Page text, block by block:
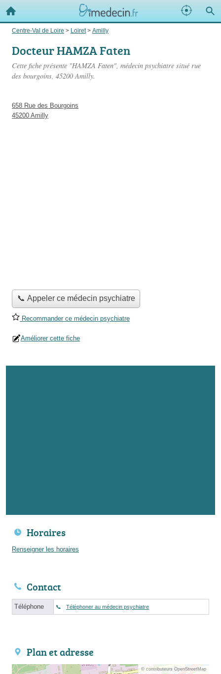
Centre-Val de Loire > Loiret> Amilly
Docteur HAMZA Faten
Cette fiche présente "HAMZA Faten", médecin psychiatre situé rue
des bourgoins, 45200 Amilly.
658 Rue des Bourgoins
45200 Amilly
📞 Appeler ce médecin psychiatre
Recommander ce médecin psychiatre
Améliorer cette fiche
Horaires
Renseigner les horaires
Contact
Téléphone Téléphoner au médecin psychiatre
Plan et adresse
© contributeurs OpenStreetMap